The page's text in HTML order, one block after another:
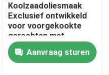
Koolzaadoliesmaak
Exclusief ontwikkeld
voor voorgekookte
gerechten met
eetbare olie en
Chinese
kooksystemen
Aanvraag sturen